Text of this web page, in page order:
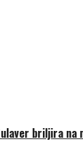
briljira na